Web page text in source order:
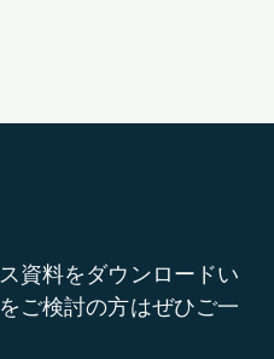
資料をダウンロードい
ご検討の方はぜひご一